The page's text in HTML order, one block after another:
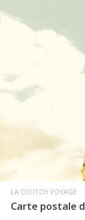
LA COUTCH VOYAGE
Carte postale